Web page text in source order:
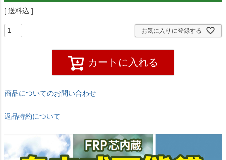
送料込
お気に入りに登録する
カートに入れる
商品についてのお問い合わせ
返品特約について